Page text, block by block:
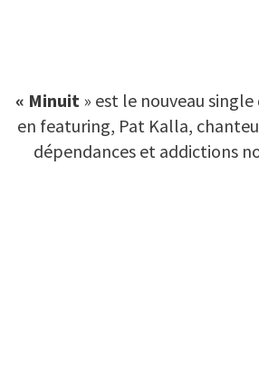
« Minuit» est le nouveau
en featuring, Pat Kalla,
dépendances et addictions